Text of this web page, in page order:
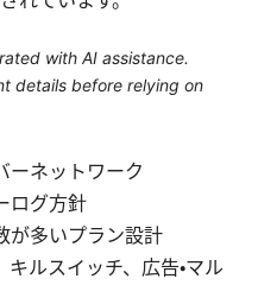
with AI assistance.
details before relying on
ーネットワーク
ログ方針
が多いプラン設計
ルスイッチ、広告・マル